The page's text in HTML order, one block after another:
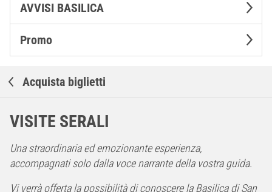
AVVISI BASILICA
Promo
Acquista biglietti
VISITE SERALI
Una straordinaria ed emozionante esperienza,
accompagnati solo dalla voce narrante della vostra guida.
Vi verrà offerta la possibilità di conoscere la Basilica di San